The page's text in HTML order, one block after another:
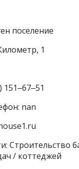
поселение
1
151‒67‒51
nan
Строительство
/ коттеджей